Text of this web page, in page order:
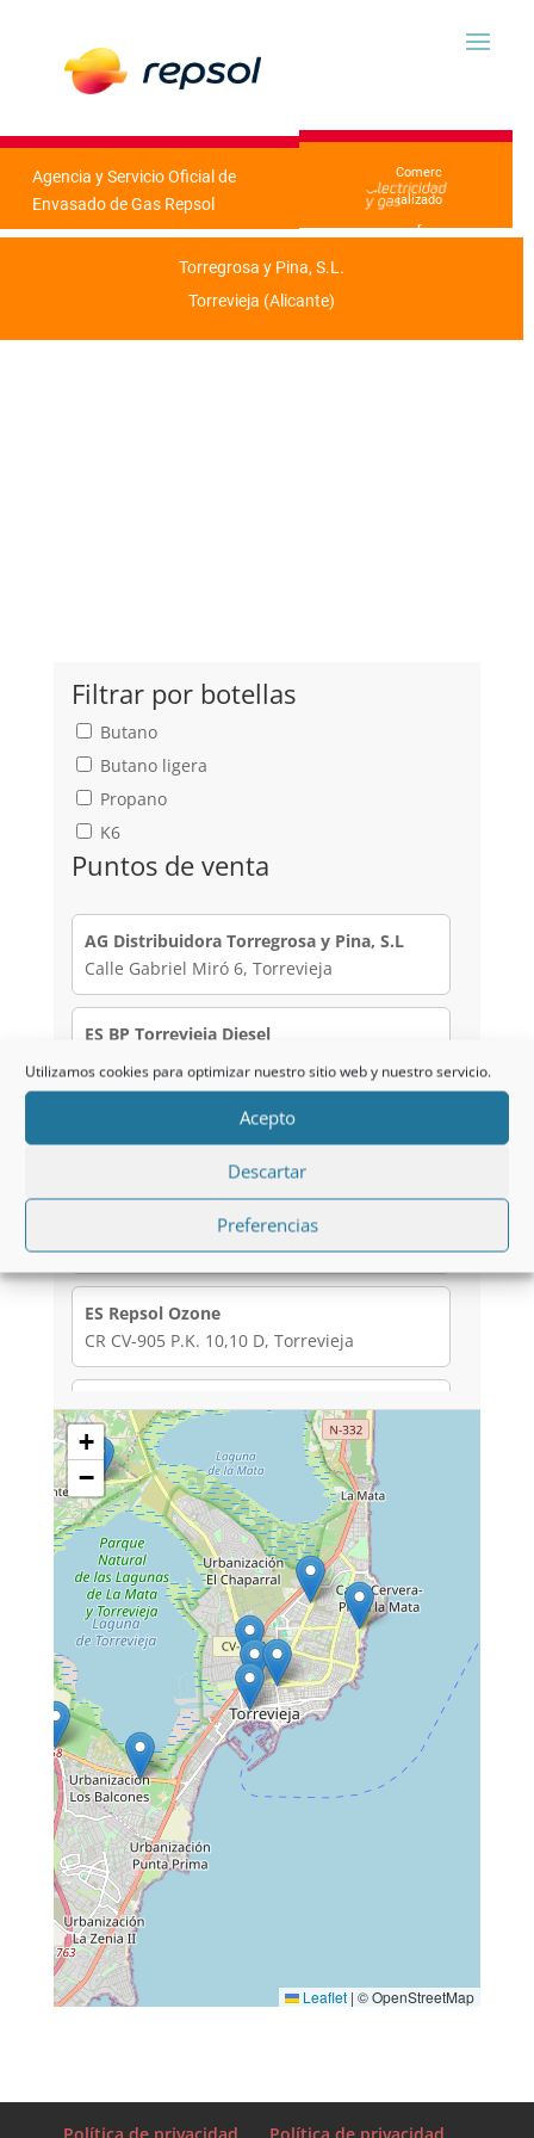
Utilizamos cookies para optimizar nuestro sitio web y nuestro servicio.
Acepto
Descartar
Preferencias
Agencia y Servicio Oficial de
Envasado de Gas Repsol
Comerc
ializado
r
Torregrosa y Pina, S.L.
Torrevieja (Alicante)
Filtrar por botellas
Butano
Butano ligera
Propano
K6
Puntos de venta
AG Distribuidora Torregrosa y Pina, S.L
Calle Gabriel Miró 6, Torrevieja
ES BP Torrevieja Diesel
Calle Orihuela, 90, Torrevieja
ES BP Nueva Torrevieja
ES BP Coronelita
Av. de Denia, S/N, Torrevieja
ES Repsol Ozone
CR CV-905 P.K. 10,10 D, Torrevieja
ES Repsol Aguas Nuevas
Av. de las Cortes Valencianas, 60, Torrevieja
ES Repsol Alfredo Nobel
Av. Alfredo Nobel, 195, Torrevieja
ES Repsol Los Balcones
CV-95 PK 2, Torrevieja
ES Repsol Lo Blanc
CR CV-945 LO BLANC, 1,3, 03187 Los
Montesinos, Alicante
ES Repsol Villa Martin, Cerca CC Zenia
Boulevard
Ctra. de Villamartín, Dehesa de Campoamor
+
−
Leaflet | © OpenStreetMap
Política de privacidad Política de privacidad